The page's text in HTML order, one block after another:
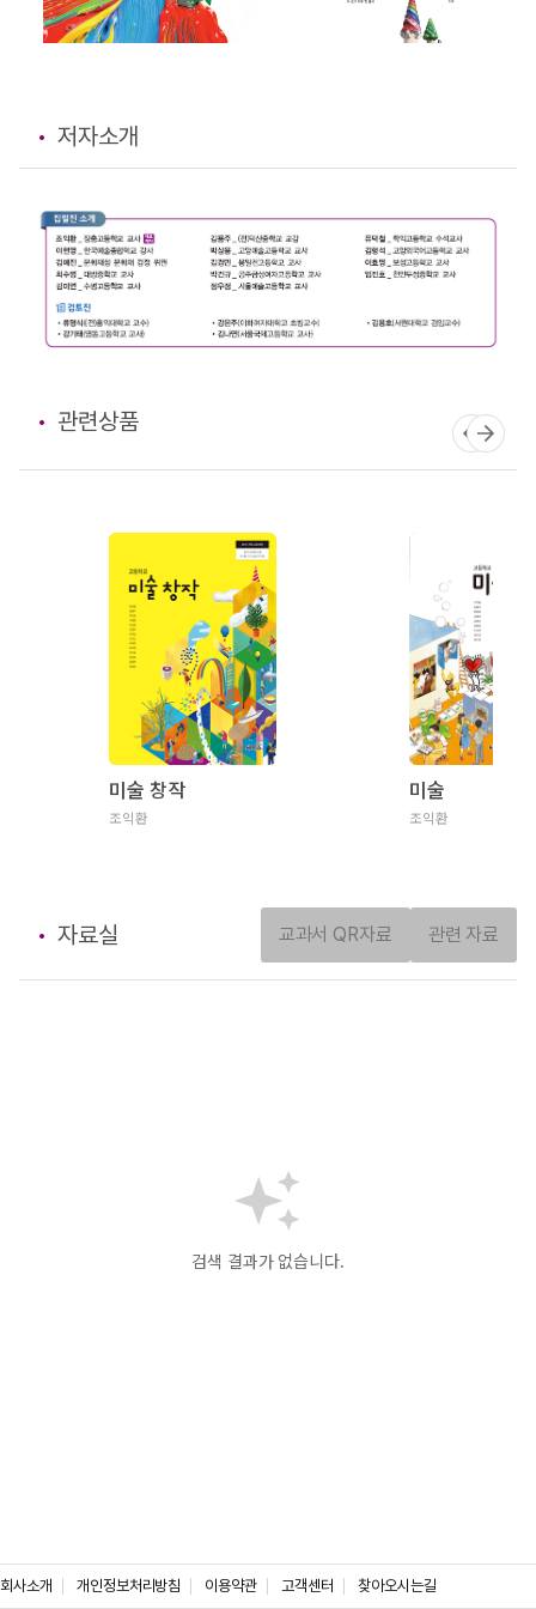
저자소개
관련상품
미술 창작
조익환
미술
조익환
자료실 교과서 QR자료 관련 자료
검색 결과가 없습니다.
회사소개 개인정보처리방침 이용약관 고객센터 찾아오시는길